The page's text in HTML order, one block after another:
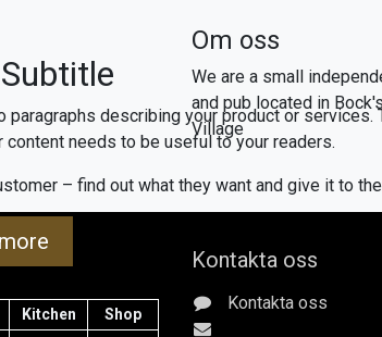
Om oss
We are a small
and pub located in
Village
Kitchen
Shop
Kontakta oss
Kontakta oss
paragraphs describing your product or services.
content needs to be useful to your readers.
– find out what they want and give it to